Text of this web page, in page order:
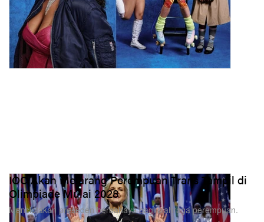
IOC Akan Melarang Perempuan Trans Tampil di
Olimpiade Mulai 2028
Menciptakan preseden berbahaya bagi olahraga perempuan.